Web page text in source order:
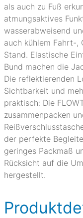
als auch zu Fuß
atmungsaktives
wasserabweisend
auch kühlem Fahrt-,
Stand. Elastische
Bund machen die
Die reflektierenden
Sichtbarkeit und
praktisch: Die
zusammenpacken
der perfekte
geringes Packmaß
Rücksicht auf die
hergestellt.